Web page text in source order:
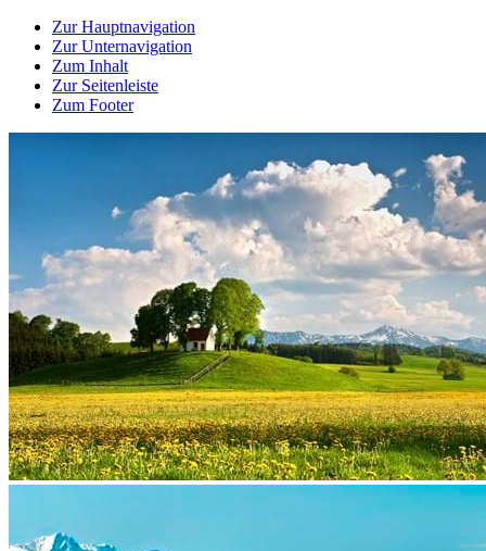
Zur Hauptnavigation
Zur Unternavigation
Zum Inhalt
Zur Seitenleiste
Zum Footer